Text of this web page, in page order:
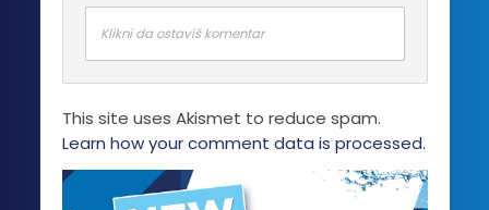
Klikni da ostaviš komentar
This site uses Akismet to reduce spam.
Learn how your comment data is processed.